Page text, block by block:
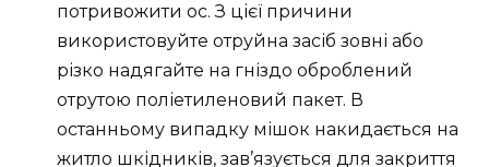
потривожити ос. З цієї причини
використовуйте отруйна засіб зовні або
різко надягайте на гніздо оброблений
отрутою поліетиленовий пакет. В
останньому випадку мішок накидається на
житло шкідників, зав’язується для закриття